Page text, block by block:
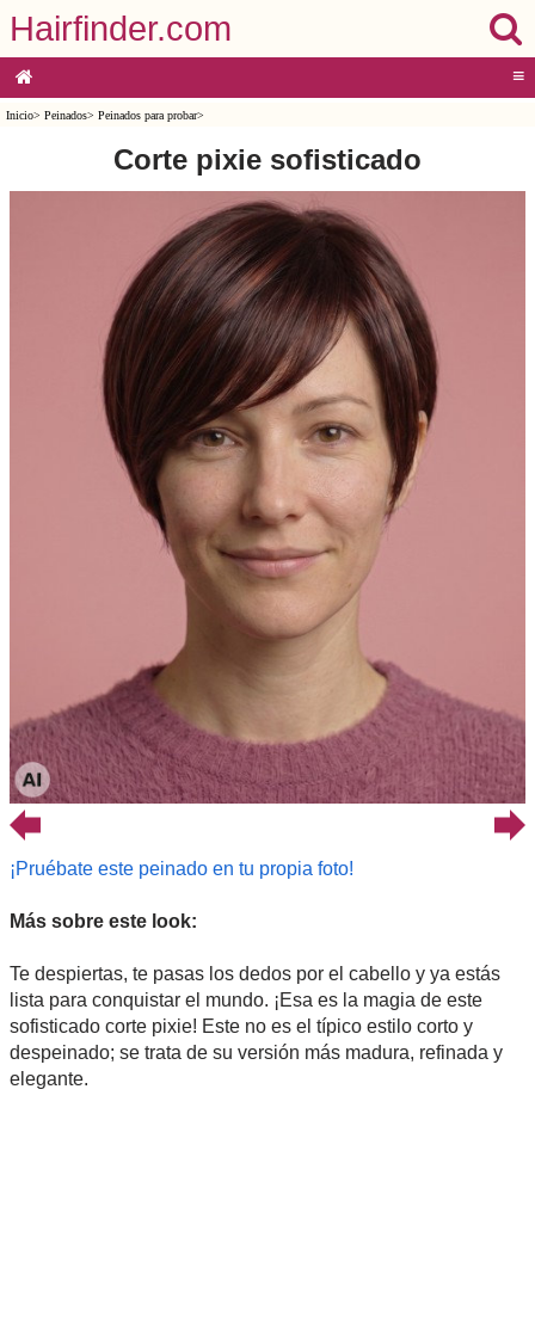
Hairfinder.com
≡
Inicio> Peinados> Peinados para probar>
Corte pixie sofisticado
¡Pruébate este peinado en tu propia foto!
Más sobre este look:
Te despiertas, te pasas los dedos por el cabello y ya estás
lista para conquistar el mundo. ¡Esa es la magia de este
sofisticado corte pixie! Este no es el típico estilo corto y
despeinado; se trata de su versión más madura, refinada y
elegante.